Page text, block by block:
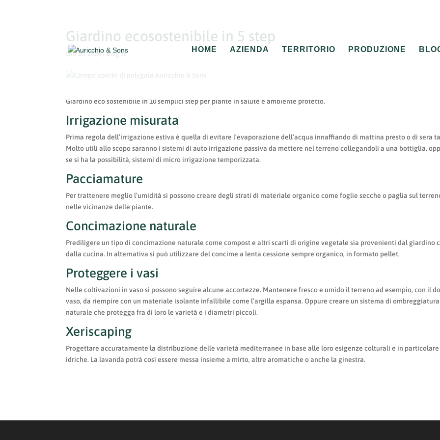
HOME AZIENDA TERRITORIO PRODUZIONE
Giardino ecosostenibile in 5 step
Giu 30, 2026|Blog It
Giardino eco sostenibile in 10 semplici step per piante in salute e ambiente protetto.
Irrigazione misurata
Prima regola dell’irrigazione estiva è quella di evitare l’evaporazione dell’acqua innaffiando di mattina presto o di sera
Molto utili allo scopo saranno i sistemi di auto irrigazione passiva da mettere nel terreno collegandoli a una bottiglia,
se si ha la possibilità, sistemi di micro irrigazione temporizzata.
Pacciamature
Per trattenere meglio l’umidità si possono creare degli strati di materiale organico come foglie secche o paglia sul
nelle vicinanze delle piante.
Concimazione naturale
Prediligere un tipo di concimazione naturale come compost e altri scarti di origine vegetale sia provenienti dal giardino
dalla cucina. In alternativa si può utilizzare del concime a lenta cessione sempre organico, in formato pellet.
Proteggere i vasi
Nelle coltivazioni in vaso si possono seguire alcune accortezze. Mantenere fresco e umido il terreno ad esempio, con il
vaso, da riempire con un materiale isolante infallibile come l’argilla espansa. Oppure creare un sistema di ombreggiatura
naturale che protegga fra di loro le varietà e i diametri piccoli.
Xeriscaping
Progettare accuratamente la distribuzione delle varietà mediterranee in base alle loro esigenze colturali e in particolare
idriche. La lavanda potrà così essere messa insieme a mirto, altre aromatiche o anche la ginestra.